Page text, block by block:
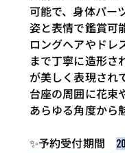
可能で、身体パー
姿と表情で鑑賞可
ロングヘアやドレ
まで丁寧に造形さ
が美しく表現され
台座の周囲に花束
あらゆる角度から
✨予約受付期間